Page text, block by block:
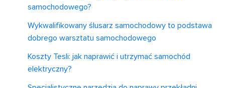
samochodowego?
Wykwalifikowany ślusarz samochodowy to podstawa
dobrego warsztatu samochodowego
Koszty Tesli: jak naprawić i utrzymać samochód
elektryczny?